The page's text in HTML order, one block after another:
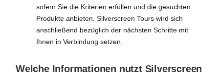
sofern Sie die Kriterien erfüllen und die gesuchten
Produkte anbieten. Silverscreen Tours wird sich
anschließend bezüglich der nächsten Schritte mit
Ihnen in Verbindung setzen.
Welche Informationen nutzt Silverscreen